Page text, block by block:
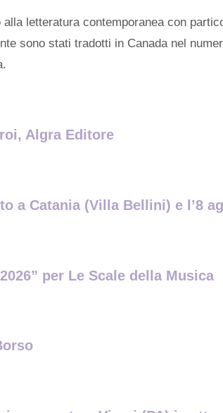
letteratura contemporanea con
sono stati tradotti in Canada nel
Algra Editore
a Catania (Villa Bellini) e l’8
per Le Scale della Musica